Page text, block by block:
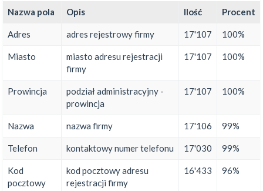
Nazwa pola Opis Ilość Procent
Adres adres rejestrowy firmy 17'107 100%
Miasto
miasto adresu rejestracji
firmy
17'107 100%
Prowincja
podział administracyjny -
prowincja
17'107 100%
Nazwa nazwa firmy 17'106 99%
Telefon kontaktowy numer telefonu 17'030 99%
Kod
pocztowy
kod pocztowy adresu
rejestracji firmy
16'433 96%